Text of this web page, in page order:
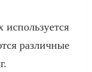
различные